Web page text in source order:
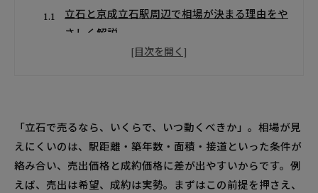
立石と京成立石駅周辺で相場が決まる理由をや
さしく解説
立石の売出価格と成約価格のギャップを見抜い
立石各丁目や東立石で生まれる価格差のヒミツ
京成立石駅からの距離・騒音など体感ポイント
を現地でチェックしよう
「立石で売るなら、いくらで、いつ動くべきか」。相場が見
えにくいのは、駅距離・築年数・面積・接道といった条件が
絡み合い、売出価格と成約価格に差が出やすいからです。例
えば、売出は希望、成約は実勢。まずはこの前提を押さえ、